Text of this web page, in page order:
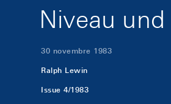
Niveau
30 novembre 1983
Ralph Lewin
Issue 4/1983